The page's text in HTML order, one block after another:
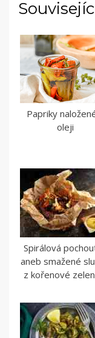
Papriky
oleji
Spirálová
aneb smažené
z kořenové